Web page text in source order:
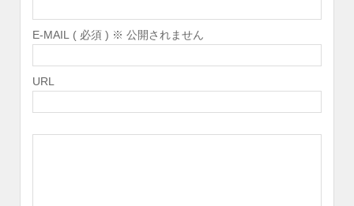
E-MAIL ( 必須 ) ※ 公開されません
URL